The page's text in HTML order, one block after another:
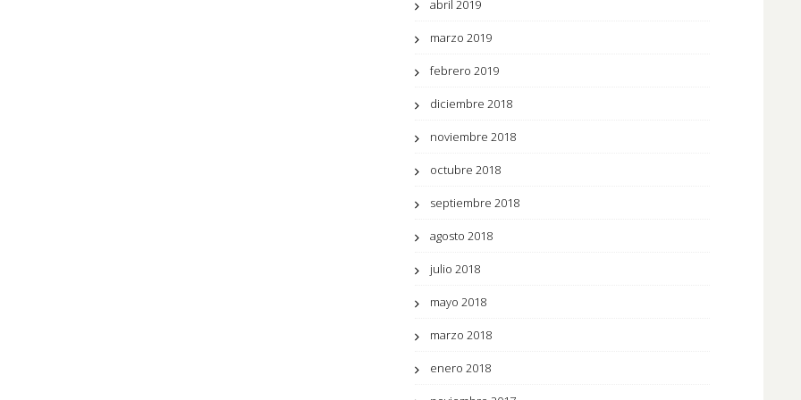
abril 2019
marzo 2019
febrero 2019
diciembre 2018
noviembre 2018
octubre 2018
septiembre 2018
agosto 2018
julio 2018
mayo 2018
marzo 2018
enero 2018